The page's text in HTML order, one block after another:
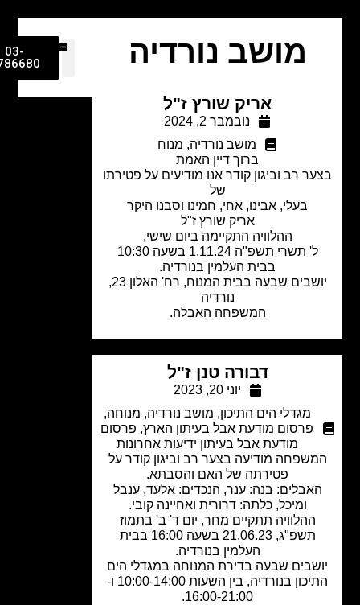
מושב נורדיה
אריק שורץ ז"ל
נובמבר 2, 2024
מושב נורדיה, מנוח
ברוך דיין האמת
רב וביגון קודר אנו מודיעים על פטירתו
בעלי, אבינו, אחי, חמינו וסבנו היקר
אריק שורץ ז"ל
ההלוויה התקיימה ביום שישי,
ל' תשרי תשפ"ה 1.11.24 בשעה 10:30
בבית העלמין בנורדיה.
יושבים שבעה בבית המנוח, רח' האלון 23,
המשפחה האבלה.
דבורה טנן ז"ל
מגדלי הים התיכון, מושב נורדיה, מנוחה,
פרסום מודעת אבל בעיתון הארץ,פרסום
מודעת אבל בעיתון ידיעות אחרונות
מודיעה בצער רב וביגון קודר על
פטירתה של האם והסבתא.
בנה: ענר, הנכדים: אלעד, ענבל
ומיכל, כלתה: דרורית ואחיינה קובי.
ההלוויה תתקיים מחר, יום ד' ב' בתמוז
תשפ"ג, 21.06.23 בשעה 16:00 בבית
העלמין בנורדיה.
שבעה בדירת המנוחה במגדלי הים
התיכון בנורדיה, בין השעות 10:00-14:00 ו-
16:00-21:00.
03-
9786680